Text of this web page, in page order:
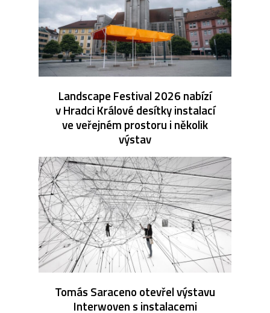
Landscape Festival 2026 nabízí
v Hradci Králové desítky instalací
ve veřejném prostoru i několik
výstav
Tomás Saraceno otevřel výstavu
Interwoven s instalacemi